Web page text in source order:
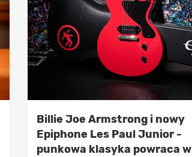
Billie Joe Armstrong i nowy
Epiphone Les Paul Junior -
punkowa klasyka powraca w